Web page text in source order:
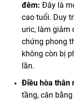
đêm: Đây là
cao tuổi. Duy
uric, làm giảm
chứng phong
không còn bị
lần.
Điều hòa thân
tầng, cân